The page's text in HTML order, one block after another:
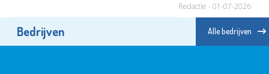
Redactie - 01-07-2026
Bedrijven Alle bedrijven